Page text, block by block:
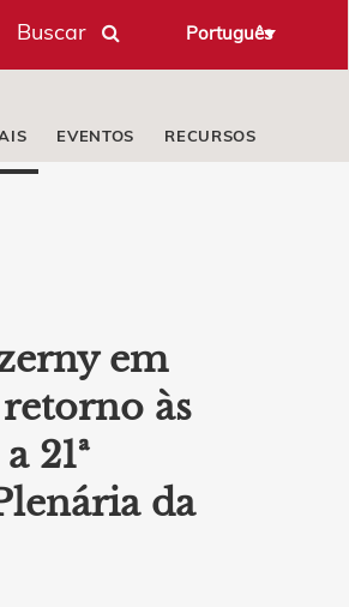
Buscar Português
EVENTOS RECURSOS
em
às
21ª
da